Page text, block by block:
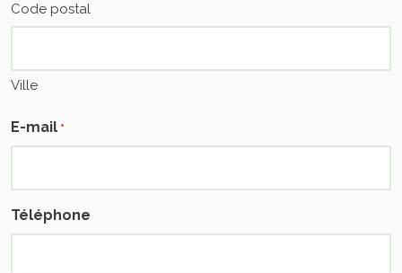
Code postal
Ville
E-mail *
Téléphone